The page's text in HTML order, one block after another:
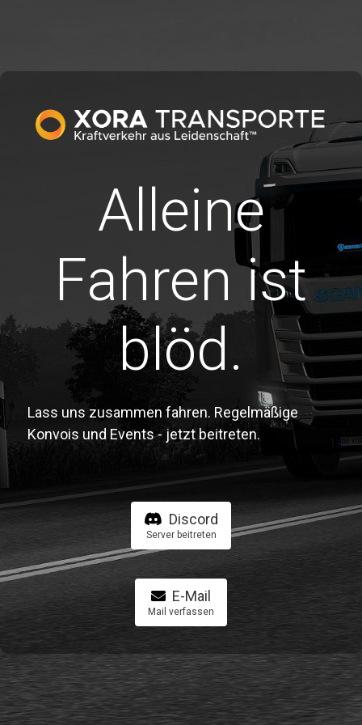
Alleine
Fahren ist
blöd.
Lass uns zusammen fahren. Regelmäßige
Konvois und Events - jetzt beitreten.
Discord
Server beitreten
E-Mail
Mail verfassen